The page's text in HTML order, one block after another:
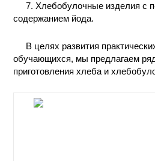
7. Хлебобулочные изделия с
содержанием йода.
В целях развития
обучающихся, мы предлагаем
приготовления хлеба и